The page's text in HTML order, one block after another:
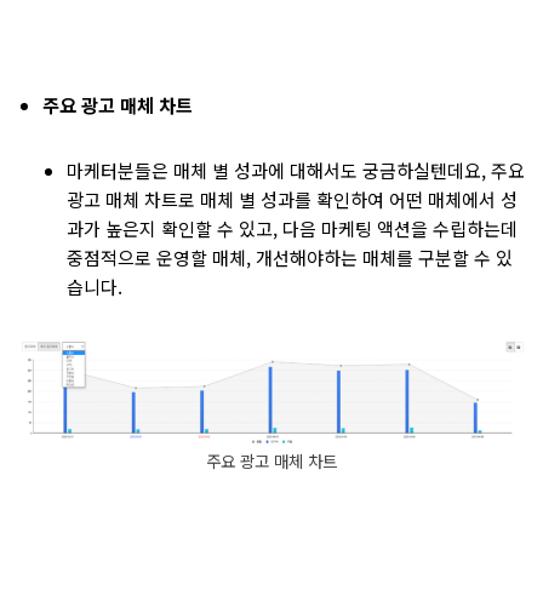
주요 광고 매체 차트
마케터분들은 매체 별 성과에 대해서도 궁금하실텐데요, 주요
광고 매체 차트로 매체 별 성과를 확인하여 어떤 매체에서 성
과가 높은지 확인할 수 있고, 다음 마케팅 액션을 수립하는데
중점적으로 운영할 매체, 개선해야하는 매체를 구분할 수 있
습니다.
주요 광고 매체 차트